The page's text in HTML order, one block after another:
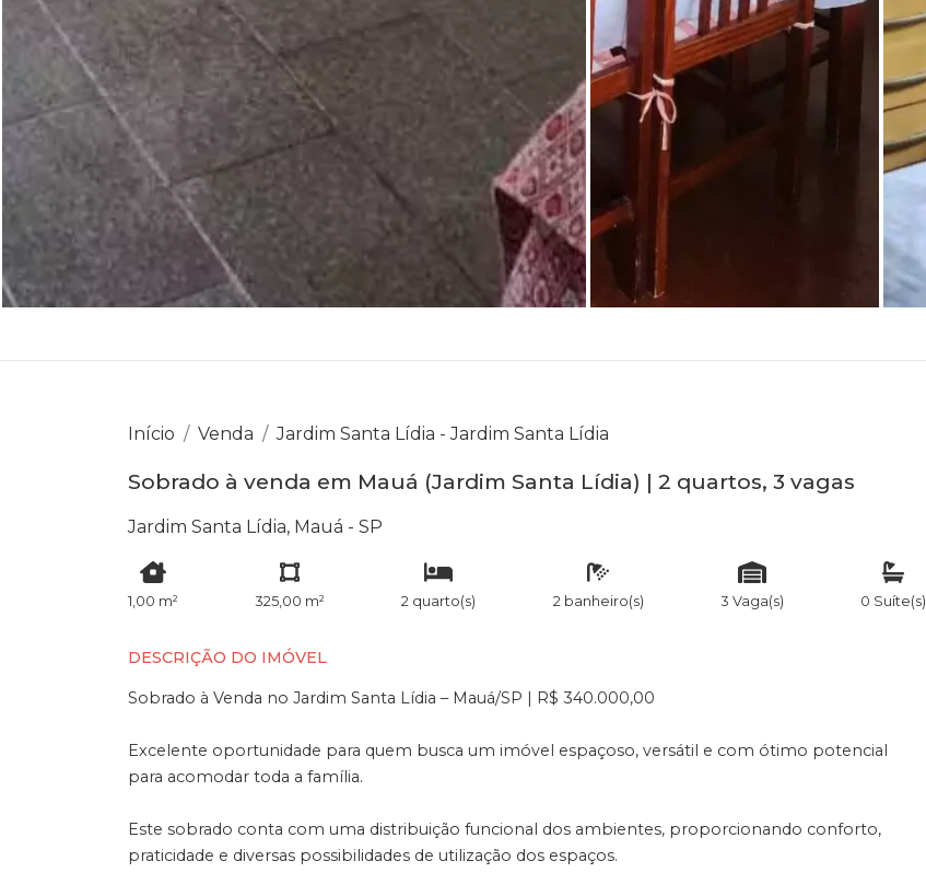
Início Venda Jardim Santa Lídia - Jardim Santa Lídia
Sobrado à venda em Mauá (Jardim Santa Lídia) | 2 quartos, 3 vagas
Jardim Santa Lídia, Mauá - SP
1,00 m² 325,00 m² 2 quarto(s) 2 banheiro(s) 3 Vaga(s) 0 Suíte(s)
DESCRIÇÃO DO IMÓVEL
Sobrado à Venda no Jardim Santa Lídia – Mauá/SP | R$ 340.000,00
Excelente oportunidade para quem busca um imóvel espaçoso, versátil e com ótimo potencial
para acomodar toda a família.
Este sobrado conta com uma distribuição funcional dos ambientes, proporcionando conforto,
praticidade e diversas possibilidades de utilização dos espaços.